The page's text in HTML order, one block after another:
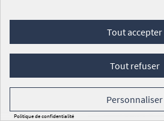
Plate-forme frais de nos élus
Laetitia LASSERRE
Nous désirons,
Tout accepter
Tout refuser
Personnaliser
Politique de confidentialité